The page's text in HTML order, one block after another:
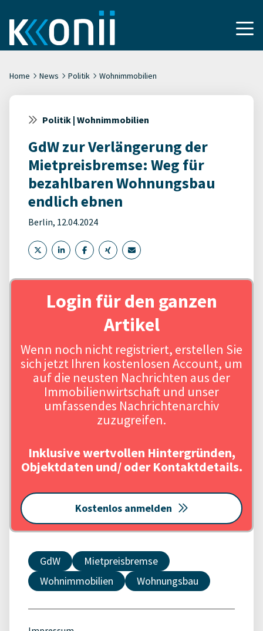
Home News Politik Wohnimmobilien
Politik | Wohnimmobilien
GdW zur Verlängerung der
Mietpreisbremse: Weg für
bezahlbaren Wohnungsbau
endlich ebnen
Berlin, 12.04.2024
Login für den ganzen
Artikel
Wenn noch nicht registriert, erstellen Sie
sich jetzt Ihren kostenlosen Account, um
auf die neusten Nachrichten aus der
Immobilienwirtschaft und unser
umfassendes Nachrichtenarchiv
zuzugreifen.
Inklusive wertvollen Hintergründen,
Objektdaten und/ oder Kontaktdetails.
Kostenlos anmelden
GdW
Mietpreisbremse
Wohnimmobilien
Wohnungsbau